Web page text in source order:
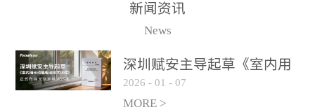
火灾隐患多。一旦发生火
传统的火灾关测器无法被
及时缺发，不能及早发现
和有效扑救火火，这不仅
警领域三十多年技术积累
和工程实践的结晶。
新闻资讯
News
深圳赋安主导起草《室内用
光动能电池技术规程》 正式
布局光伏新能源产业
2026 - 01 - 07
MORE >